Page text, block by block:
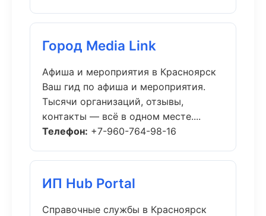
Город Media Link
Афиша и мероприятия в Красноярск
Ваш гид по афиша и мероприятия.
Тысячи организаций, отзывы,
контакты — всё в одном месте....
Телефон: +7-960-764-98-16
ИП Hub Portal
Справочные службы в Красноярск